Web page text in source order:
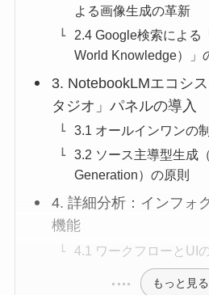
よる画像生成の革新
2.4 Google検索による
World Knowledge）」
3. NotebookLMエコシ
タジオ」パネルの導入
3.1 オールインワンの
3.2 ソース主導型生成
Generation）の原則
4. 詳細分析：インフォ
機能
4.1 ワークフローとUI
もっと見る